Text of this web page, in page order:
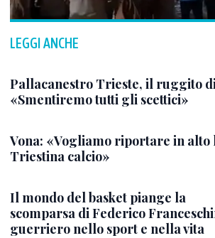
LEGGI ANCHE
Pallacanestro Trieste, il ruggito di
«Smentiremo tutti gli scettici»
Vona: «Vogliamo riportare in alto
Triestina calcio»
Il mondo del basket piange la
scomparsa di Federico
guerriero nello sport e nella vita